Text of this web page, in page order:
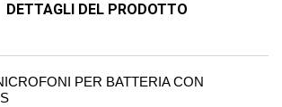
DETTAGLI DEL PRODOTTO
PER BATTERIA CON